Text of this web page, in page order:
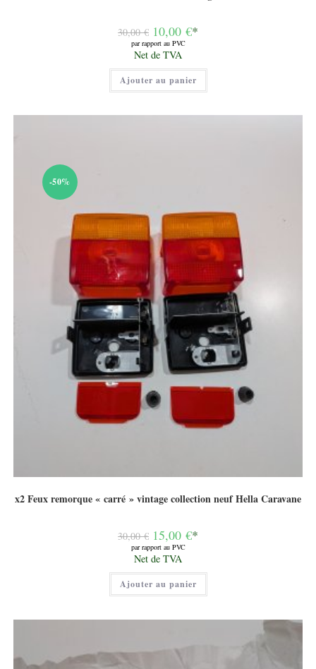
30,00€ Le
prix
initial
était :
30,00 €.
10,00 €*
par rapport au PVC
Le
prix
actuel
est :
10,00 €.
Net de TVA
Ajouter au panier
-50%
x2 Feux remorque « carré » vintage collection neuf Hella Caravane
30,00€ Le
prix
initial
était :
30,00 €.
15,00 €*
par rapport au PVC
Le
prix
actuel
est :
15,00 €.
Net de TVA
Ajouter au panier